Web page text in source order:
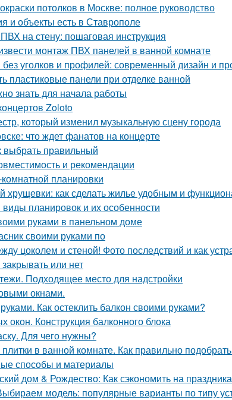
потолков в Москве: полное руководство
и объекты есть в Ставрополе
на стену: пошаговая инструкция
монтаж ПВХ панелей в ванной комнате
уголков и профилей: современный дизайн и
пластиковые панели при отделке ванной
знать для начала работы
Zoloto
который изменил музыкальную сцену города
что ждет фанатов на концерте
выбрать правильный
и рекомендации
планировки
хрущевки: как сделать жилье удобным и
планировок и их особенности
руками в панельном доме
своими руками по
цоколем и стеной! Фото последствий и как
или нет
Подходящее место для надстройки
окнами.
Как остеклить балкон своими руками?
окон. Конструкция балконного блока
Для чего нужны?
в ванной комнате. Как правильно подобрать
способы и материалы
дом & Рождество: Как сэкономить на
модель: популярные варианты по типу